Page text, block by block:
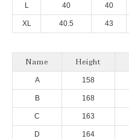
L 40 40
XL 40.5 43
Name Height
A 158
B 168
C 163
D 164